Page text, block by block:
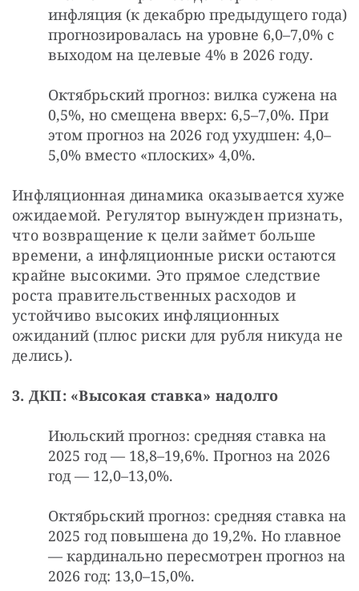
инфляция (к декабрю предыдущего года)
прогнозировалась на уровне 6,0–7,0% с
выходом на целевые 4% в 2026 году.
Октябрьский прогноз: вилка сужена на
0,5%, но смещена вверх: 6,5–7,0%. При
этом прогноз на 2026 год ухудшен: 4,0–
5,0% вместо «плоских» 4,0%.
Инфляционная динамика оказывается хуже
ожидаемой. Регулятор вынужден признать,
что возвращение к цели займет больше
времени, а инфляционные риски остаются
крайне высокими. Это прямое следствие
роста правительственных расходов и
устойчиво высоких инфляционных
ожиданий (плюс риски для рубля никуда не
делись).
3. ДКП: «Высокая ставка» надолго
Июльский прогноз: средняя ставка на
2025 год — 18,8–19,6%. Прогноз на 2026
год — 12,0–13,0%.
Октябрьский прогноз: средняя ставка на
2025 год повышена до 19,2%. Но главное
— кардинально пересмотрен прогноз на
2026 год: 13,0–15,0%.